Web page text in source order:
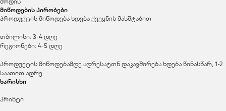
მიწოდების პირობები
პროდუქტის მიწოდება ხდება ქვეყნის მასშტაბით
თბილისი: 3-4 დღე
რეგიონები: 4-5 დღე
პროდუქტის მიწოდებამდე ადრესატთნ დაკავშირება ხდება წინასწარ, 1-2
საათით ადრე
ხარისხი
პრინტი